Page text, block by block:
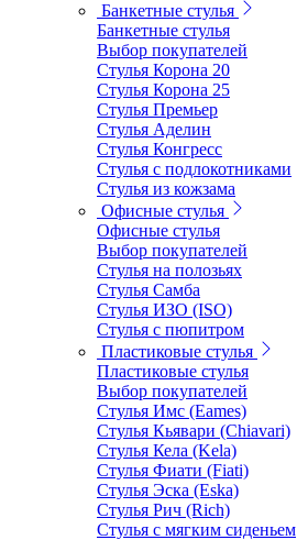
Банкетные стулья
Банкетные стулья
Выбор покупателей
Стулья Корона 20
Стулья Корона 25
Стулья Премьер
Стулья Аделин
Стулья Конгресс
Стулья с подлокотниками
Стулья из кожзама
Офисные стулья
Офисные стулья
Выбор покупателей
Стулья на полозьях
Стулья Самба
Стулья ИЗО (ISO)
Стулья с пюпитром
Пластиковые стулья
Пластиковые стулья
Выбор покупателей
Стулья Имс (Eames)
Стулья Кьявари (Chiavari)
Стулья Кела (Kela)
Стулья Фиати (Fiati)
Стулья Эска (Eska)
Стулья Рич (Rich)
Стулья с мягким сиденьем